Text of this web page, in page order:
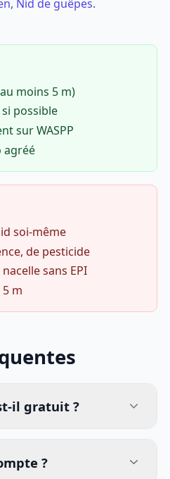
, Nid de guêpes.
moins 5 m)
possible
sur WASPP
agréé
soi-même
de pesticide
sans EPI
m
il gratuit ?
?